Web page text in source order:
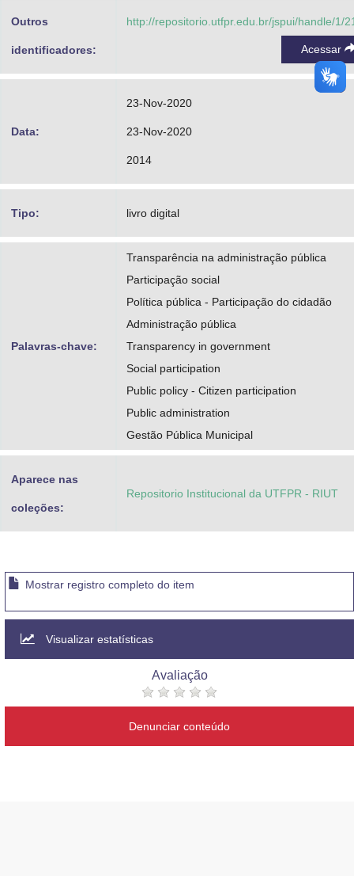
Outros
identificadores:
http://repositorio.utfpr.edu.br/jspui/handle/1/
Acessar
Data:
23-Nov-2020
23-Nov-2020
2014
Tipo: livro digital
Palavras-chave:
Transparência na administração pública
Participação social
Política pública - Participação do cidadão
Administração pública
Transparency in government
Social participation
Public policy - Citizen participation
Public administration
Gestão Pública Municipal
Aparece nas
coleções:
Repositorio Institucional da UTFPR - RIUT
Mostrar registro completo do item
Visualizar estatísticas
Avaliação
Denunciar conteúdo